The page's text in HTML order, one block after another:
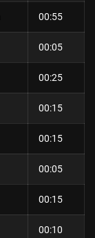
00:55
00:05
00:25
00:15
00:15
00:05
00:15
00:10